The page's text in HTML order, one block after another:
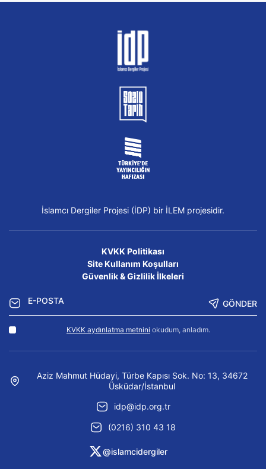
İslamcı Dergiler Projesi (İDP) bir İLEM projesidir.
KVKK Politikası
Site Kullanım Koşulları
Güvenlik & Gizlilik İlkeleri
GÖNDER
KVKK aydınlatma metnini okudum, anladım.
Aziz Mahmut Hüdayi, Türbe Kapısı Sok. No: 13, 34672
Üsküdar/İstanbul
idp@idp.org.tr
(0216) 310 43 18
@islamcidergiler